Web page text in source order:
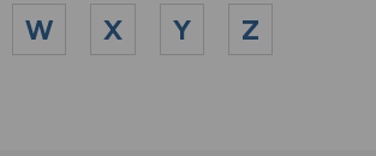
W X Y Z